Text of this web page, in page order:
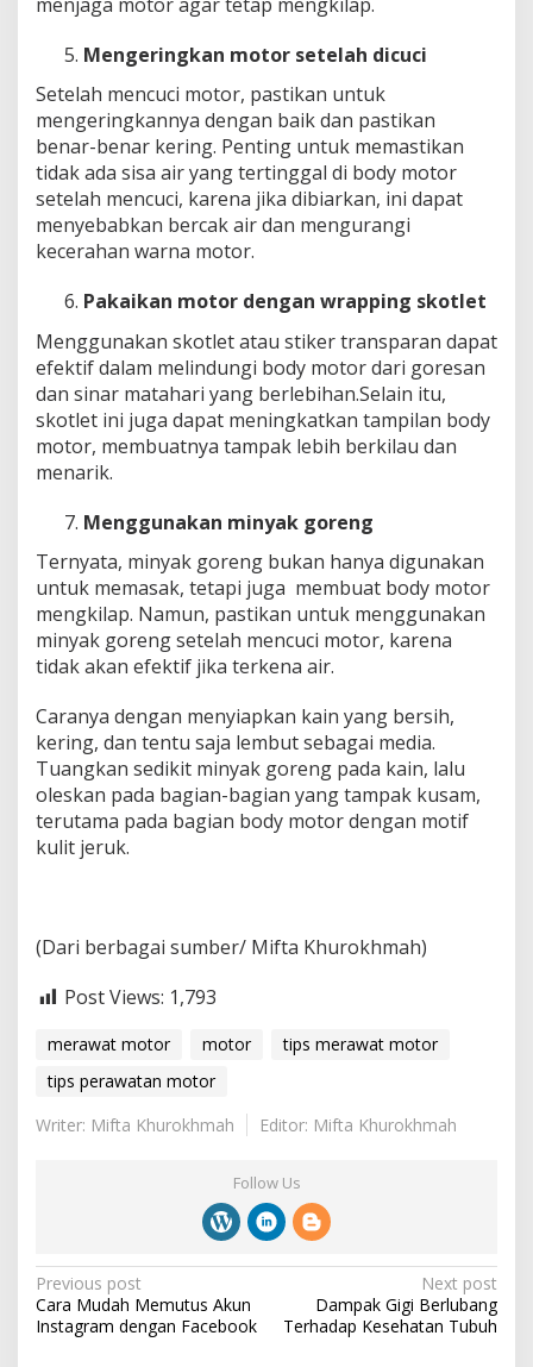
Mengeringkan motor setelah dicuci
Setelah mencuci motor, pastikan untuk
mengeringkannya dengan baik dan pastikan
benar-benar kering. Penting untuk memastikan
tidak ada sisa air yang tertinggal di body motor
setelah mencuci, karena jika dibiarkan, ini dapat
menyebabkan bercak air dan mengurangi
kecerahan warna motor.
Pakaikan motor dengan wrapping skotlet
Menggunakan skotlet atau stiker transparan dapat
efektif dalam melindungi body motor dari goresan
dan sinar matahari yang berlebihan.Selain itu,
skotlet ini juga dapat meningkatkan tampilan body
motor, membuatnya tampak lebih berkilau dan
menarik.
Menggunakan minyak goreng
Ternyata, minyak goreng bukan hanya digunakan
untuk memasak, tetapi juga membuat body motor
mengkilap. Namun, pastikan untuk menggunakan
minyak goreng setelah mencuci motor, karena
tidak akan efektif jika terkena air.
Caranya dengan menyiapkan kain yang bersih,
kering, dan tentu saja lembut sebagai media.
Tuangkan sedikit minyak goreng pada kain, lalu
oleskan pada bagian-bagian yang tampak kusam,
terutama pada bagian body motor dengan motif
kulit jeruk.
(Dari berbagai sumber/ Mifta Khurokhmah)
Post Views: 1,793
merawat motor motor
tips merawat motor
tips perawatan motor
Writer: Mifta Khurokhmah
Editor: Mifta Khurokhmah
Follow Us
P
o
Previous post
Cara Mudah Memutus Akun
Instagram dengan Facebook
Next post
Dampak Gigi Berlubang
Terhadap Kesehatan Tubuh